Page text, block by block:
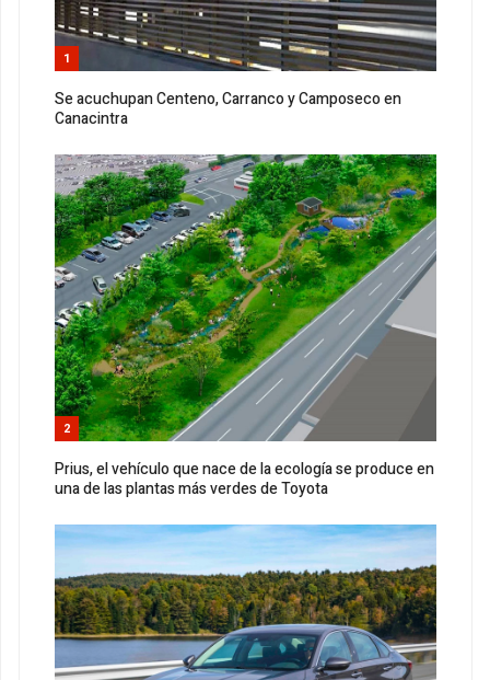
1
Se acuchupan Centeno, Carranco y Camposeco en
Canacintra
2
Prius, el vehículo que nace de la ecología se produce en
una de las plantas más verdes de Toyota